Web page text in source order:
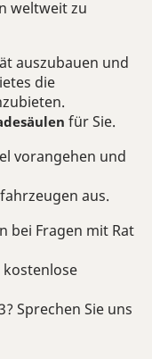
weltweit zu
auszubauen und
die
für Sie.
vorangehen und
aus.
bei Fragen mit Rat
kostenlose
Sprechen Sie uns